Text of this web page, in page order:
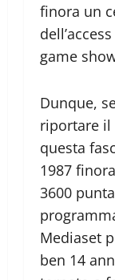
finora un
game
Dunque,
riportare il
questa
1987
3600
Mediaset
ben 14